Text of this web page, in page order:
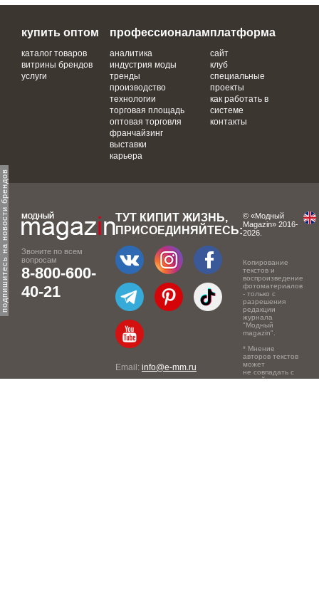
подпишитесь на новости брендов
купить оптом
каталог товаров
витрины брендов
услуги
профессионалам
аналитика
индустрия моды
тренды
производство
технологии
торговая площадь
оптовая торговля
франчайзинг
выставки
карьера
платформа
сайт
клуб
специальные
проекты
как работать в
системе
контакты
Звоните по всем
вопросам
8-800-600-
40-21
ТУТ КИПИТ ЖИЗНЬ,
ПРИСОЕДИНЯЙТЕСЬ:
Email: info@e-mm.ru
© «Модный
Magazin» 2016-
2026.
Копирование
текстов и
воспроизведение
фотоматериалов
- только с
разрешения
редакции
журнала
"Модный
magazin".
* Мнение
авторов текстов
может
не совпадать с
точкой зрения